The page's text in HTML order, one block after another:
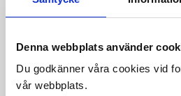
Denna webbplats använder
Du godkänner våra cookies vid
vår webbplats.
Chamonix är en lyxig ryamatta i
Tillverkad i 100% polyester ger